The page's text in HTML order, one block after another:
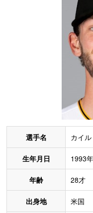
選手名 カイル
生年月日 1993
年齢 28才
出身地 米国